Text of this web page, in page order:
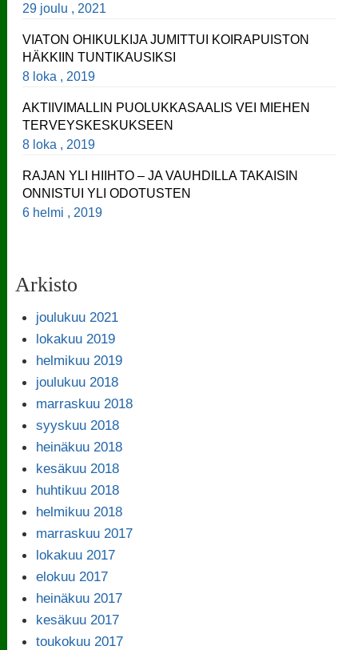
29 joulu , 2021
VIATON OHIKULKIJA JUMITTUI KOIRAPUISTON
HÄKKIIN TUNTIKAUSIKSI
8 loka , 2019
AKTIIVIMALLIN PUOLUKKASAALIS VEI MIEHEN
TERVEYSKESKUKSEEN
8 loka , 2019
RAJAN YLI HIIHTO – JA VAUHDILLA TAKAISIN
ONNISTUI YLI ODOTUSTEN
6 helmi , 2019
Arkisto
joulukuu 2021
lokakuu 2019
helmikuu 2019
joulukuu 2018
marraskuu 2018
syyskuu 2018
heinäkuu 2018
kesäkuu 2018
huhtikuu 2018
helmikuu 2018
marraskuu 2017
lokakuu 2017
elokuu 2017
heinäkuu 2017
kesäkuu 2017
toukokuu 2017